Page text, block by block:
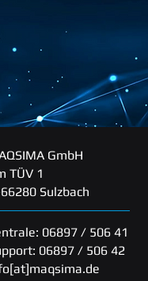
GmbH
TÜV 1
Sulzbach
06897 / 506 41
06897 / 506 42